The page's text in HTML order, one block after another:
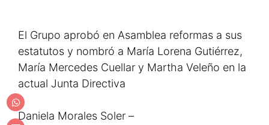
El Grupo aprobó en Asamblea reformas a sus
estatutos y nombró a María Lorena Gutiérrez,
María Mercedes Cuellar y Martha Veleño en la
actual Junta Directiva
Daniela Morales Soler –